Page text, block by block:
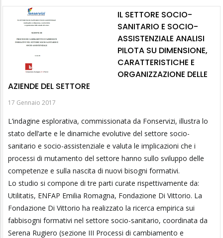
IL SETTORE SOCIO-
SANITARIO E SOCIO-
ASSISTENZIALE ANALISI
PILOTA SU DIMENSIONE,
CARATTERISTICHE E
ORGANIZZAZIONE DELLE
AZIENDE DEL SETTORE
17 Gennaio 2017
L’indagine esplorativa, commissionata da Fonservizi, illustra lo
stato dell’arte e le dinamiche evolutive del settore socio-
sanitario e socio-assistenziale e valuta le implicazioni che i
processi di mutamento del settore hanno sullo sviluppo delle
competenze e sulla nascita di nuovi bisogni formativi.
Lo studio si compone di tre parti curate rispettivamente da:
Utilitatis, ENFAP Emilia Romagna, Fondazione Di Vittorio. La
Fondazione Di Vittorio ha realizzato la ricerca empirica sui
fabbisogni formativi nel settore socio-sanitario, coordinata da
Serena Rugiero (sezione III Processi di cambiamento e